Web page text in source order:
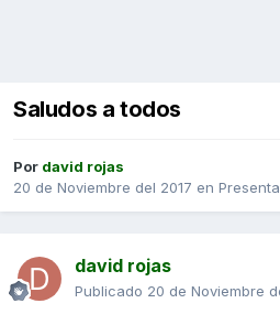
Saludos a todos
Por david rojas
20 de Noviembre del 2017 en
david rojas
Publicado 20 de Noviembre